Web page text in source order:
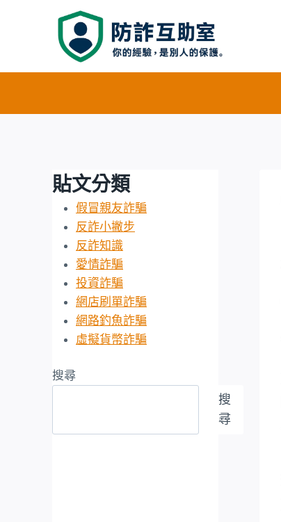
貼文分類
假冒親友詐騙
反詐小撇步
反詐知識
愛情詐騙
投資詐騙
網店刷單詐騙
網路釣魚詐騙
虛擬貨幣詐騙
搜尋
搜
尋